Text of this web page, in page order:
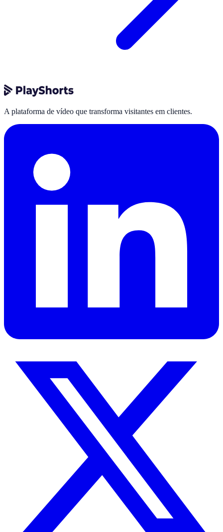
A plataforma de vídeo que transforma visitantes em clientes.